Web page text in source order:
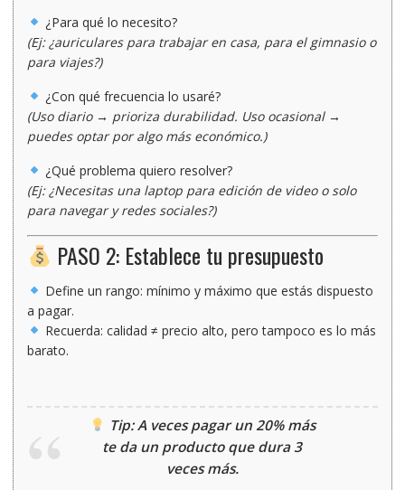
¿Para qué lo necesito?
(Ej: ¿auriculares para trabajar en casa, para el gimnasio o
para viajes?)
¿Con qué frecuencia lo usaré?
(Uso diario → prioriza durabilidad. Uso ocasional →
puedes optar por algo más económico.)
¿Qué problema quiero resolver?
(Ej: ¿Necesitas una laptop para edición de video o solo
para navegar y redes sociales?)
PASO 2: Establece tu presupuesto
Define un rango: mínimo y máximo que estás dispuesto
a pagar.
Recuerda: calidad ≠ precio alto, pero tampoco es lo más
barato.
Tip: A veces pagar un 20% más
te da un producto que dura 3
veces más.